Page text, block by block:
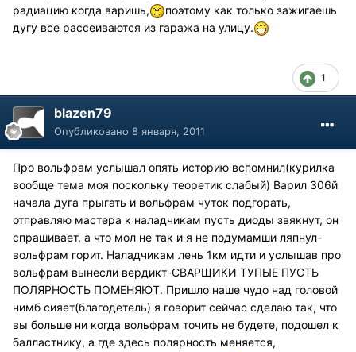
радиацию когда варишь,
поэтому как только зажигаешь
дугу все рассеиваются из гаража на улицу.
1
blazen79
Опубликовано 8 января, 2011
Про вольфрам услышал опять историю вспомнил(курилка
вообще тема моя поскольку теоретик слабый) Варил 306й
начала дуга прыгать и вольфрам чуток подгорать,
отправляю мастера к наладчикам пусть диоды звякнут, он
спрашивает, а что мол не так и я не подумамши ляпнул-
вольфрам горит. Наладчикам лень 1км идти и услышав про
вольфрам вынесли вердикт-СВАРЩИКИ ТУПЫЕ ПУСТЬ
ПОЛЯРНОСТЬ ПОМЕНЯЮТ. Пришло наше чудо над головой
нимб сияет(благодетель) я говорит сейчас сделаю так, что
вы больше ни когда вольфрам точить не будете, подошел к
балластнику, а где здесь полярность меняется,